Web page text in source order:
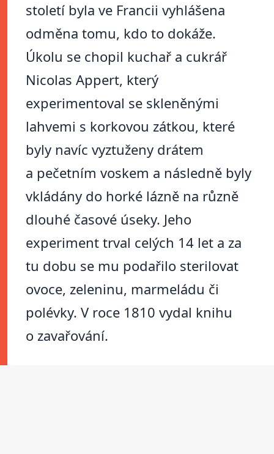
století byla ve Francii vyhlášena
odměna tomu, kdo to dokáže.
Úkolu se chopil kuchař a cukrář
Nicolas Appert, který
experimentoval se skleněnými
lahvemi s korkovou zátkou, které
byly navíc vyztuženy drátem
a pečetním voskem a následně byly
vkládány do horké lázně na různě
dlouhé časové úseky. Jeho
experiment trval celých 14 let a za
tu dobu se mu podařilo sterilovat
ovoce, zeleninu, marmeládu či
polévky. V roce 1810 vydal knihu
o zavařování.